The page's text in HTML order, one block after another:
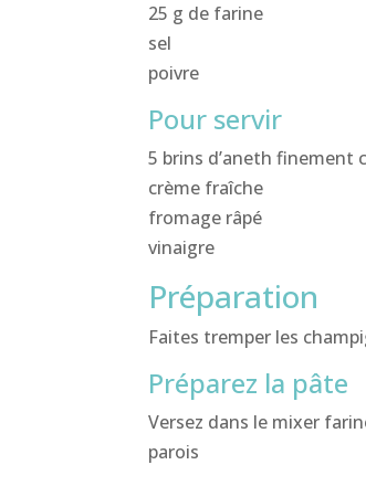
25 g de farine
sel
poivre
Pour servir
5 brins d’aneth finement
crème fraîche
fromage râpé
vinaigre
Préparation
Faites tremper les
Préparez la pâte
Versez dans le mixer
parois